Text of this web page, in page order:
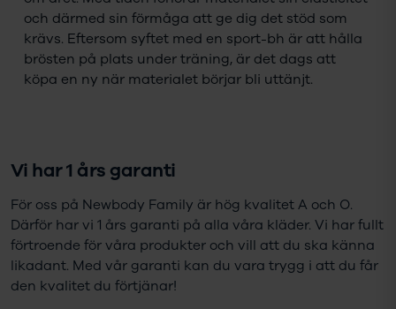
och därmed sin förmåga att ge dig det stöd som
krävs. Eftersom syftet med en sport-bh är att hålla
brösten på plats under träning, är det dags att
köpa en ny när materialet börjar bli uttänjt.
Vi har 1 års garanti
För oss på Newbody Family är hög kvalitet A och O.
Därför har vi 1 års garanti på alla våra kläder. Vi har fullt
förtroende för våra produkter och vill att du ska känna
likadant. Med vår garanti kan du vara trygg i att du får
den kvalitet du förtjänar!